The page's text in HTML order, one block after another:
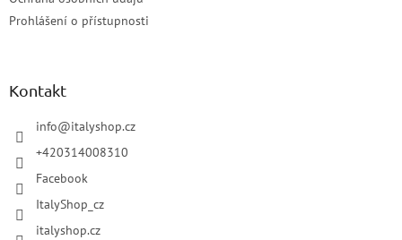
Prohlášení o přístupnosti
Kontakt
info@italyshop.cz
+420314008310
Facebook
ItalyShop_cz
italyshop.cz